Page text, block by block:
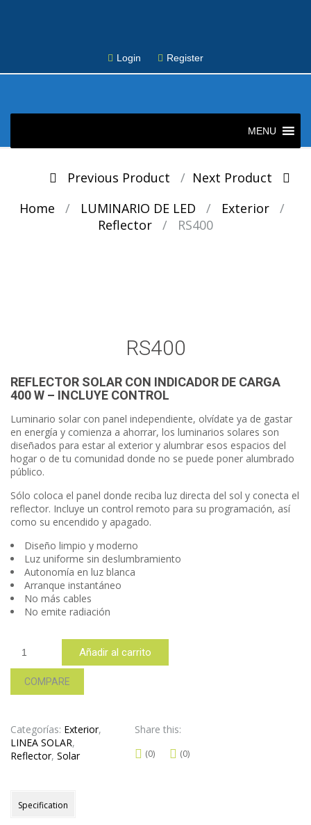
Login Register
Skip
MENU
PostPrevious Product
Next Product
Home
/ LUMINARIO DE LED / Exterior
/
Reflector
/ RS400
RS400
REFLECTOR SOLAR CON INDICADOR DE CARGA
400 W – INCLUYE CONTROL
Luminario solar con panel independiente, olvídate ya de gastar
en energía y comienza a ahorrar, los luminarios solares son
diseñados para estar al exterior y alumbrar esos espacios del
hogar o de tu comunidad donde no se puede poner alumbrado
público.
Sólo coloca el panel donde reciba luz directa del sol y conecta el
reflector. Incluye un control remoto para su programación, así
como su encendido y apagado.
Diseño limpio y moderno
Luz uniforme sin deslumbramiento
Autonomía en luz blanca
Arranque instantáneo
No más cables
No emite radiación
cantidad
Añadir al carrito
COMPARE
Categorías: Exterior,
LINEA SOLAR,
Reflector, Solar
Share this:
(0) (0)
Specification